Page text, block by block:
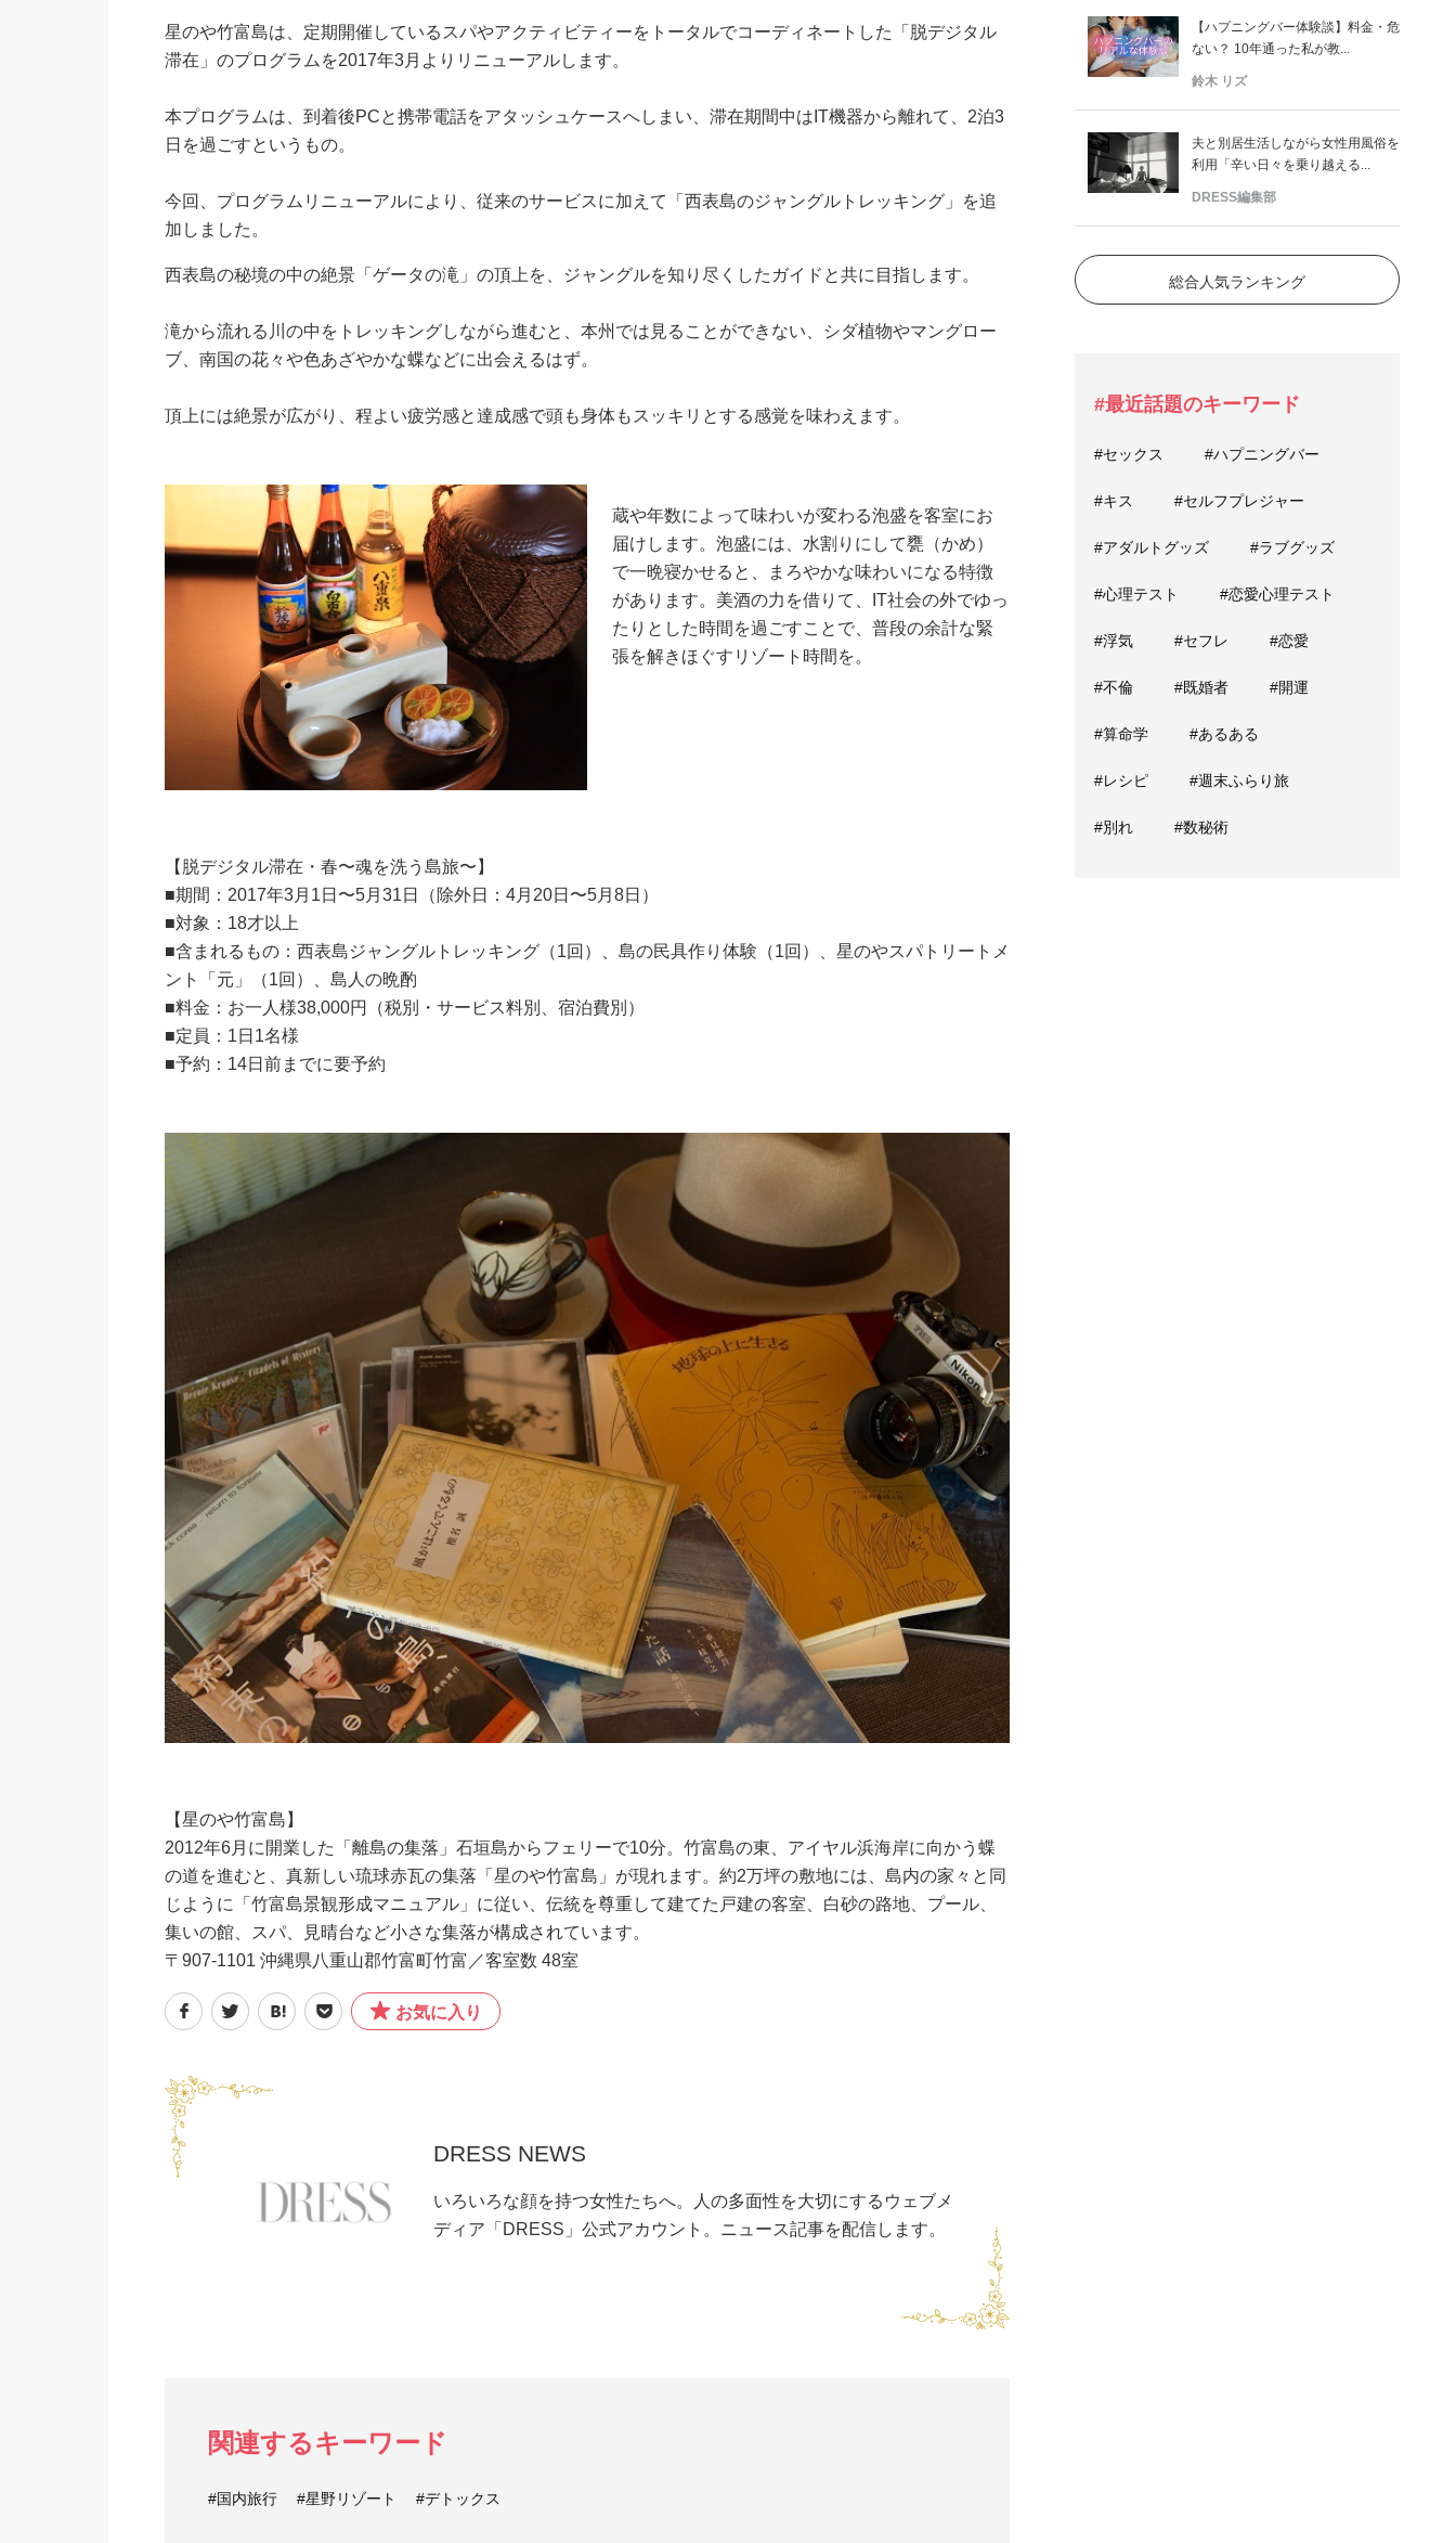
星のや竹富島は、定期開催しているスパやアクティビティーをトータルでコーディネートした「脱デジタル
滞在」のプログラムを2017年3月よりリニューアルします。
本プログラムは、到着後PCと携帯電話をアタッシュケースへしまい、滞在期間中はIT機器から離れて、2泊3
日を過ごすというもの。
今回、プログラムリニューアルにより、従来のサービスに加えて「西表島のジャングルトレッキング」を追
加しました。
西表島の秘境の中の絶景「ゲータの滝」の頂上を、ジャングルを知り尽くしたガイドと共に目指します。
滝から流れる川の中をトレッキングしながら進むと、本州では見ることができない、シダ植物やマングロー
ブ、南国の花々や色あざやかな蝶などに出会えるはず。
頂上には絶景が広がり、程よい疲労感と達成感で頭も身体もスッキリとする感覚を味わえます。
蔵や年数によって味わいが変わる泡盛を客室にお
届けします。泡盛には、水割りにして甕（かめ）
で一晩寝かせると、まろやかな味わいになる特徴
があります。美酒の力を借りて、IT社会の外でゆっ
たりとした時間を過ごすことで、普段の余計な緊
張を解きほぐすリゾート時間を。
【脱デジタル滞在・春〜魂を洗う島旅〜】
■期間：2017年3月1日〜5月31日（除外日：4月20日〜5月8日）
■対象：18才以上
■含まれるもの：西表島ジャングルトレッキング（1回）、島の民具作り体験（1回）、星のやスパトリートメ
ント「元」（1回）、島人の晩酌
■料金：お一人様38,000円（税別・サービス料別、宿泊費別）
■定員：1日1名様
■予約：14日前までに要予約
【星のや竹富島】
2012年6月に開業した「離島の集落」石垣島からフェリーで10分。竹富島の東、アイヤル浜海岸に向かう蝶
の道を進むと、真新しい琉球赤瓦の集落「星のや竹富島」が現れます。約2万坪の敷地には、島内の家々と同
じように「竹富島景観形成マニュアル」に従い、伝統を尊重して建てた戸建の客室、白砂の路地、プール、
集いの館、スパ、見晴台など小さな集落が構成されています。
〒907-1101 沖縄県八重山郡竹富町竹富／客室数 48室
お気に入り
DRESS NEWS
いろいろな顔を持つ女性たちへ。人の多面性を大切にするウェブメ
ディア「DRESS」公式アカウント。ニュース記事を配信します。
関連するキーワード
#国内旅行 #星野リゾート #デトックス
【ハプニングバー体験談】料金・危
ない？ 10年通った私が教...
鈴木 リズ
夫と別居生活しながら女性用風俗を
利用「辛い日々を乗り越える...
DRESS編集部
総合人気ランキング
#最近話題のキーワード
#セックス #ハプニングバー
#キス #セルフプレジャー
#アダルトグッズ #ラブグッズ
#心理テスト #恋愛心理テスト
#浮気 #セフレ #恋愛
#不倫 #既婚者 #開運
#算命学 #あるある
#レシピ #週末ふらり旅
#別れ #数秘術